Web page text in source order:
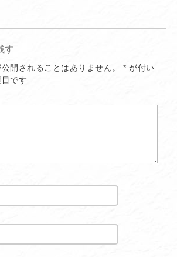
す
開されることはありません。 * が付い
です